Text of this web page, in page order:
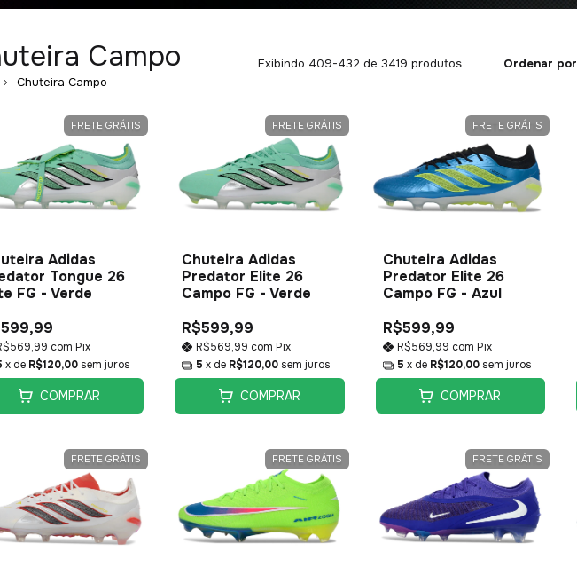
Campo
Chuteira Campo
Exibindo 409-432 de 3419 produtos Ordenar por
FRETE GRÁTIS
Adidas
Tongue 26
FG - Verde
com Pix
x de R$120,00 sem juros
COMPRAR
FRETE GRÁTIS
Chuteira Adidas
Predator Elite 26
Campo FG - Verde
R$599,99
R$569,99 com Pix
5 x de R$120,00 sem juros
COMPRAR
FRETE GRÁTIS
Chuteira Adidas
Predator Elite 26
Campo FG - Azul
R$599,99
R$569,99 com Pix
5 x de R$120,00 sem juros
COMPRAR
FRETE GRÁTIS FRETE GRÁTIS FRETE GRÁTIS